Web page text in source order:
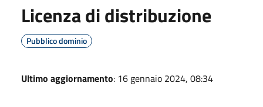
Licenza di distribuzione
Pubblico dominio
Ultimo aggiornamento: 16 gennaio 2024, 08:34